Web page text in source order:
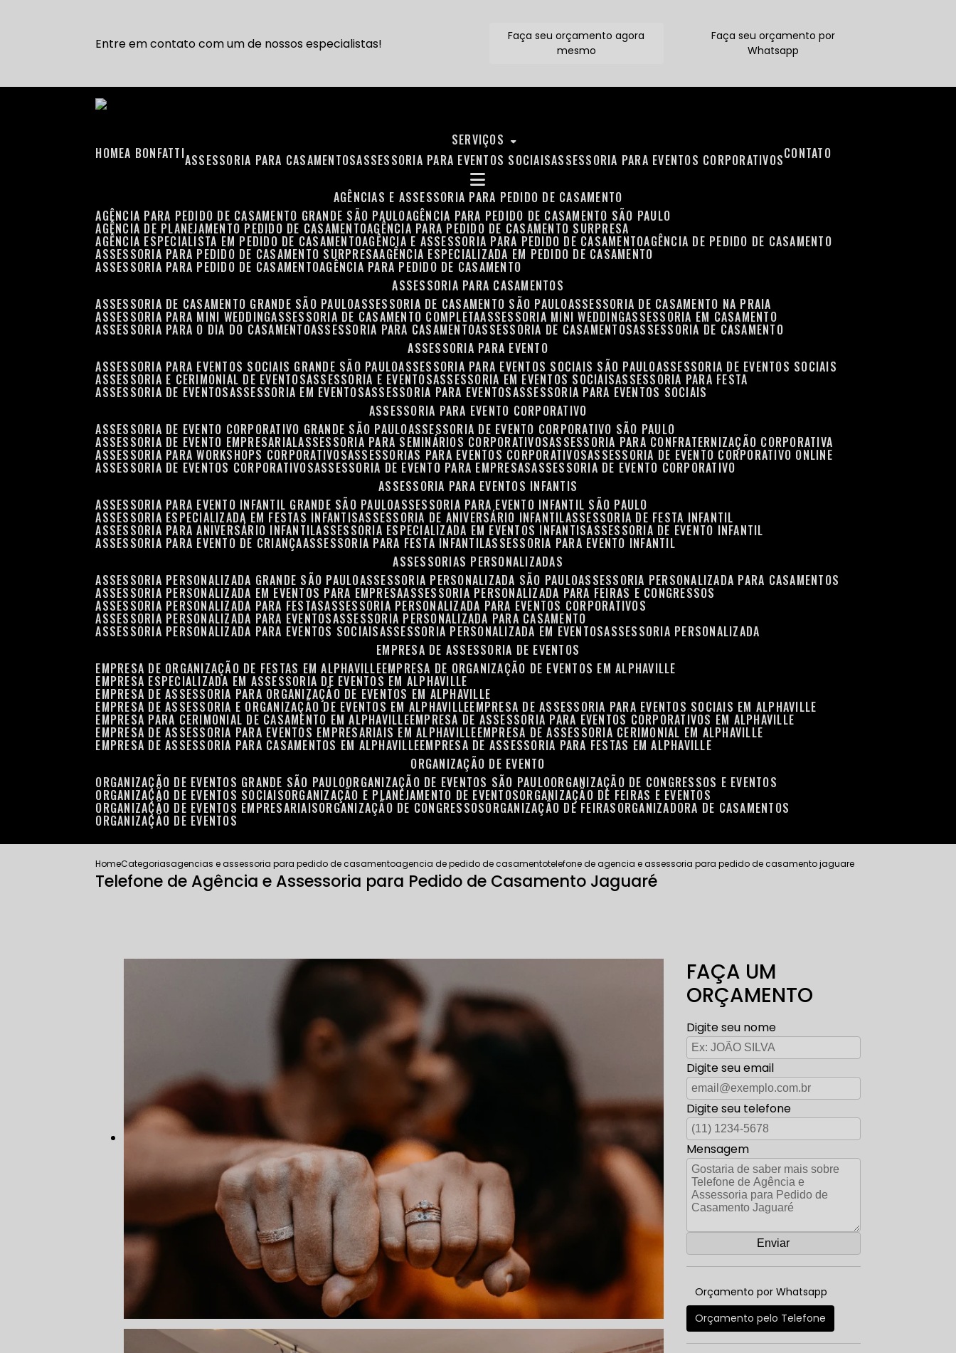
Entre em contato com um de nossos especialistas!
Faça seu orçamento agora
mesmo
Faça seu orçamento por
Whatsapp
HOME A BONFATTI
SERVIÇOS
ASSESSORIA PARA CASAMENTOS ASSESSORIA PARA EVENTOS SOCIAIS ASSESSORIA PARA EVENTOS CORPORATIVOS CONTATO
AGÊNCIAS E ASSESSORIA PARA PEDIDO DE CASAMENTO
AGÊNCIA PARA PEDIDO DE CASAMENTO GRANDE SÃO PAULO AGÊNCIA PARA PEDIDO DE CASAMENTO SÃO PAULO
AGÊNCIA DE PLANEJAMENTO PEDIDO DE CASAMENTO AGÊNCIA PARA PEDIDO DE CASAMENTO SURPRESA
AGÊNCIA ESPECIALISTA EM PEDIDO DE CASAMENTO AGÊNCIA E ASSESSORIA PARA PEDIDO DE CASAMENTO AGÊNCIA DE PEDIDO DE CASAMENTO
ASSESSORIA PARA PEDIDO DE CASAMENTO SURPRESA AGÊNCIA ESPECIALIZADA EM PEDIDO DE CASAMENTO
ASSESSORIA PARA PEDIDO DE CASAMENTO AGÊNCIA PARA PEDIDO DE CASAMENTO
ASSESSORIA PARA CASAMENTOS
ASSESSORIA DE CASAMENTO GRANDE SÃO PAULO ASSESSORIA DE CASAMENTO SÃO PAULO ASSESSORIA DE CASAMENTO NA PRAIA
ASSESSORIA PARA MINI WEDDING ASSESSORIA DE CASAMENTO COMPLETA ASSESSORIA MINI WEDDING ASSESSORIA EM CASAMENTO
ASSESSORIA PARA O DIA DO CASAMENTO ASSESSORIA PARA CASAMENTO ASSESSORIA DE CASAMENTOS ASSESSORIA DE CASAMENTO
ASSESSORIA PARA EVENTO
ASSESSORIA PARA EVENTOS SOCIAIS GRANDE SÃO PAULO ASSESSORIA PARA EVENTOS SOCIAIS SÃO PAULO ASSESSORIA DE EVENTOS SOCIAIS
ASSESSORIA E CERIMONIAL DE EVENTOS ASSESSORIA E EVENTOS ASSESSORIA EM EVENTOS SOCIAIS ASSESSORIA PARA FESTA
ASSESSORIA DE EVENTOS ASSESSORIA EM EVENTOS ASSESSORIA PARA EVENTOS ASSESSORIA PARA EVENTOS SOCIAIS
ASSESSORIA PARA EVENTO CORPORATIVO
ASSESSORIA DE EVENTO CORPORATIVO GRANDE SÃO PAULO ASSESSORIA DE EVENTO CORPORATIVO SÃO PAULO
ASSESSORIA DE EVENTO EMPRESARIAL ASSESSORIA PARA SEMINÁRIOS CORPORATIVOS ASSESSORIA PARA CONFRATERNIZAÇÃO CORPORATIVA
ASSESSORIA PARA WORKSHOPS CORPORATIVOS ASSESSORIAS PARA EVENTOS CORPORATIVOS ASSESSORIA DE EVENTO CORPORATIVO ONLINE
ASSESSORIA DE EVENTOS CORPORATIVOS ASSESSORIA DE EVENTO PARA EMPRESAS ASSESSORIA DE EVENTO CORPORATIVO
ASSESSORIA PARA EVENTOS INFANTIS
ASSESSORIA PARA EVENTO INFANTIL GRANDE SÃO PAULO ASSESSORIA PARA EVENTO INFANTIL SÃO PAULO
ASSESSORIA ESPECIALIZADA EM FESTAS INFANTIS ASSESSORIA DE ANIVERSÁRIO INFANTIL ASSESSORIA DE FESTA INFANTIL
ASSESSORIA PARA ANIVERSÁRIO INFANTIL ASSESSORIA ESPECIALIZADA EM EVENTOS INFANTIS ASSESSORIA DE EVENTO INFANTIL
ASSESSORIA PARA EVENTO DE CRIANÇA ASSESSORIA PARA FESTA INFANTIL ASSESSORIA PARA EVENTO INFANTIL
ASSESSORIAS PERSONALIZADAS
ASSESSORIA PERSONALIZADA GRANDE SÃO PAULO ASSESSORIA PERSONALIZADA SÃO PAULO ASSESSORIA PERSONALIZADA PARA CASAMENTOS
ASSESSORIA PERSONALIZADA EM EVENTOS PARA EMPRESA ASSESSORIA PERSONALIZADA PARA FEIRAS E CONGRESSOS
ASSESSORIA PERSONALIZADA PARA FESTAS ASSESSORIA PERSONALIZADA PARA EVENTOS CORPORATIVOS
ASSESSORIA PERSONALIZADA PARA EVENTOS ASSESSORIA PERSONALIZADA PARA CASAMENTO
ASSESSORIA PERSONALIZADA PARA EVENTOS SOCIAIS ASSESSORIA PERSONALIZADA EM EVENTOS ASSESSORIA PERSONALIZADA
EMPRESA DE ASSESSORIA DE EVENTOS
EMPRESA DE ORGANIZAÇÃO DE FESTAS EM ALPHAVILLE EMPRESA DE ORGANIZAÇÃO DE EVENTOS EM ALPHAVILLE
EMPRESA ESPECIALIZADA EM ASSESSORIA DE EVENTOS EM ALPHAVILLE
EMPRESA DE ASSESSORIA PARA ORGANIZAÇÃO DE EVENTOS EM ALPHAVILLE
EMPRESA DE ASSESSORIA E ORGANIZAÇÃO DE EVENTOS EM ALPHAVILLE EMPRESA DE ASSESSORIA PARA EVENTOS SOCIAIS EM ALPHAVILLE
EMPRESA PARA CERIMONIAL DE CASAMENTO EM ALPHAVILLE EMPRESA DE ASSESSORIA PARA EVENTOS CORPORATIVOS EM ALPHAVILLE
EMPRESA DE ASSESSORIA PARA EVENTOS EMPRESARIAIS EM ALPHAVILLE EMPRESA DE ASSESSORIA CERIMONIAL EM ALPHAVILLE
EMPRESA DE ASSESSORIA PARA CASAMENTOS EM ALPHAVILLE EMPRESA DE ASSESSORIA PARA FESTAS EM ALPHAVILLE
ORGANIZAÇÃO DE EVENTO
ORGANIZAÇÃO DE EVENTOS GRANDE SÃO PAULO ORGANIZAÇÃO DE EVENTOS SÃO PAULO ORGANIZAÇÃO DE CONGRESSOS E EVENTOS
ORGANIZAÇÃO DE EVENTOS SOCIAIS ORGANIZAÇÃO E PLANEJAMENTO DE EVENTOS ORGANIZAÇÃO DE FEIRAS E EVENTOS
ORGANIZAÇÃO DE EVENTOS EMPRESARIAIS ORGANIZAÇÃO DE CONGRESSOS ORGANIZAÇÃO DE FEIRAS ORGANIZADORA DE CASAMENTOS
ORGANIZAÇÃO DE EVENTOS
HomeCategoriasagencias e assessoria para pedido de casamentoagencia de pedido de casamentotelefone de agencia e assessoria para pedido de casamento jaguare
Telefone de Agência e Assessoria para Pedido de Casamento Jaguaré
FAÇA UM
ORÇAMENTO
Digite seu nome
Digite seu email
Digite seu telefone
Mensagem
Orçamento por Whatsapp
Orçamento pelo Telefone